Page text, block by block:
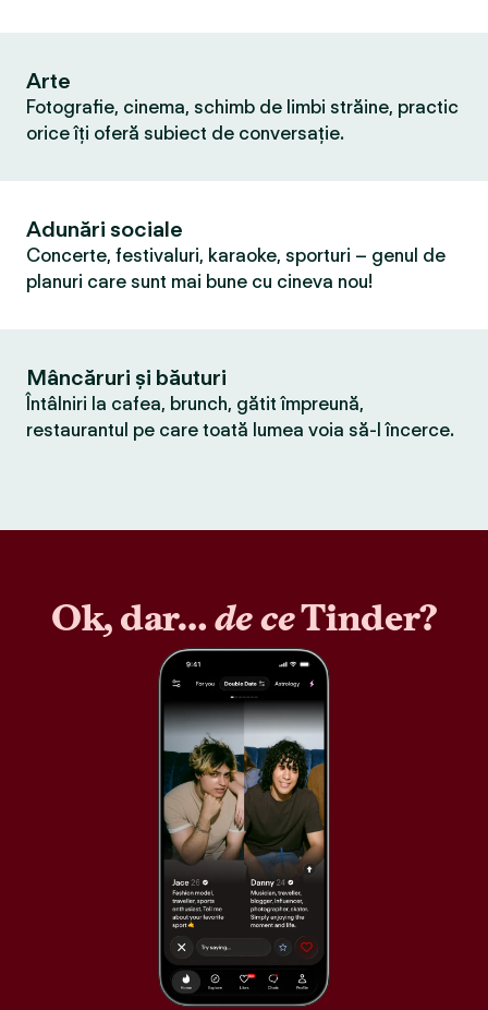
Arte
Fotografie, cinema, schimb de limbi străine, practic
orice îți oferă subiect de conversație.
Adunări sociale
Concerte, festivaluri, karaoke, sporturi – genul de
planuri care sunt mai bune cu cineva nou!
Mâncăruri și băuturi
Întâlniri la cafea, brunch, gătit împreună,
restaurantul pe care toată lumea voia să-l încerce.
Ok, dar…de ceTinder?